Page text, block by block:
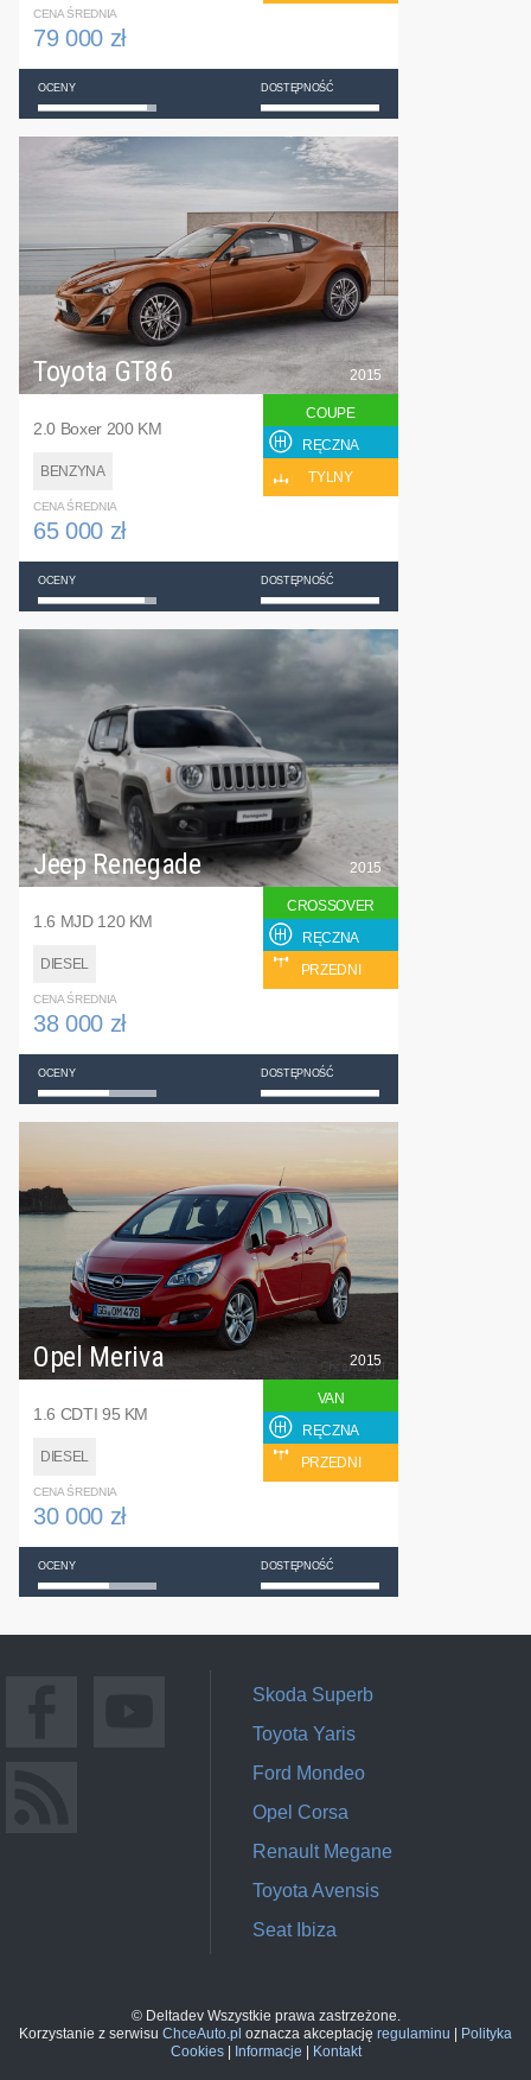
CENA ŚREDNIA
79 000 zł
OCENY DOSTĘPNOŚĆ
Toyota GT86
2.0 Boxer 200 KM
BENZYNA
2015
COUPE
RĘCZNA
TYLNY
CENA ŚREDNIA
65 000 zł
OCENY DOSTĘPNOŚĆ
Jeep Renegade
1.6 MJD 120 KM
DIESEL
2015
CROSSOVER
RĘCZNA
PRZEDNI
CENA ŚREDNIA
38 000 zł
OCENY DOSTĘPNOŚĆ
Opel Meriva
1.6 CDTI 95 KM
DIESEL
2015
VAN
RĘCZNA
PRZEDNI
CENA ŚREDNIA
30 000 zł
OCENY DOSTĘPNOŚĆ
Skoda Superb
Toyota Yaris
Ford Mondeo
Opel Corsa
Renault Megane
Toyota Avensis
Seat Ibiza
© Deltadev Wszystkie prawa zastrzeżone.
Korzystanie z serwisu ChceAuto.pl oznacza akceptację regulaminu
Polityka
Cookies| Informacje Kontakt